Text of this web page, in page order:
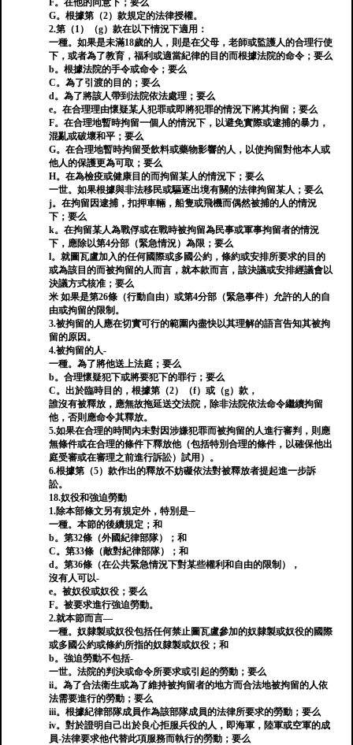
F。在他的同意下；要么
G。根據第（2）款規定的法律授權。
2.第（1）（g）款在以下情況下適用：
一種。如果是未滿18歲的人，則是在父母，老師或監護人的合理行使
下，或者為了教育，福利或適當紀律的目的而根據法院的命令；要么
b。根據法院的手令或命令；要么
C。為了引渡的目的；要么
d。為了將該人帶到法院依法處理；要么
e。在合理理由懷疑某人犯罪或即將犯罪的情況下將其拘留；要么
F。在合理地暫時拘留一個人的情況下，以避免實際或逮捕的暴力，
混亂或破壞和平；要么
G。在合理地暫時拘留受飲料或藥物影響的人，以使拘留對他本人或
他人的保護更為可取；要么
H。在為檢疫或健康目的而拘留某人的情況下；要么
一世。如果根據與非法移民或驅逐出境有關的法律拘留某人；要么
j。在拘留因逮捕，扣押車輛，船隻或飛機而偶然被捕的人的情況
下；要么
k。在拘留某人為戰俘或在戰時被拘留為民事或軍事拘留者的情況
下，應除以第4分部（緊急情況）為限；要么
l。就圖瓦盧加入的任何國際或多國公約，條約或安排所要求的目的
或為該目的而被拘留的人而言，就本款而言，該決議或安排經議會以
決議方式核准；要么
米 如果是第26條（行動自由）或第4分部（緊急事件）允許的人的自
由或拘留的限制。
3.被拘留的人應在切實可行的範圍內盡快以其理解的語言告知其被拘
留的原因。
4.被拘留的人-
一種。為了將他送上法庭；要么
b。合理懷疑犯下或將要犯下的罪行；要么
C。出於臨時目的，根據第（2）（f）或（g）款，
誰沒有被釋放，應無故拖延送交法院，除非法院依法命令繼續拘留
他，否則應命令其釋放。
5.如果在合理的時間內未對因涉嫌犯罪而被拘留的人進行審判，則應
無條件或在合理的條件下釋放他（包括特別合理的條件，以確保他出
庭受審或在審理之前進行訴訟）試用）。
6.根據第（5）款作出的釋放不妨礙依法對被釋放者提起進一步訴
訟。
18.奴役和強迫勞動
1.除本部條文另有規定外，特別是─
一種。本節的後續規定；和
b。第32條（外國紀律部隊）；和
C。第33條（敵對紀律部隊）；和
d。第36條（在公共緊急情況下對某些權利和自由的限制），
沒有人可以-
e。被奴役或奴役；要么
F。被要求進行強迫勞動。
2.就本節而言—
一種。奴隸製或奴役包括任何禁止圖瓦盧參加的奴隸製或奴役的國際
或多國公約或條約所指的奴隸製或奴役；和
b。強迫勞動不包括-
一世。法院的判決或命令所要求或引起的勞動；要么
ii。為了合法衛生或為了維持被拘留者的地方而合法地被拘留的人依
法需要進行的勞動；要么
iii。根據紀律部隊成員作為該部隊成員的法律所要求的勞動；要么
iv。對於證明自己出於良心拒服兵役的人，即海軍，陸軍或空軍的成
員-法律要求他代替此項服務而執行的勞動；要么